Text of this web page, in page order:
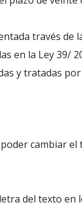
través de
en la Ley 39/
y tratadas
cambiar
del texto